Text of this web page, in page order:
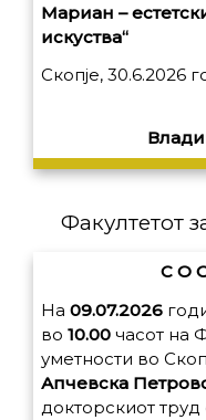
Мариан –
искуства“
Скопје, 30.6.2026
Факултетот
С О
На 09.07.2026
во 10.00 часот на
уметности во
Апчевска
докторскиот труд